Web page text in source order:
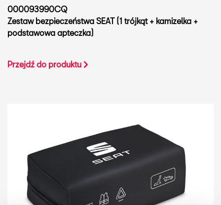
000093990CQ
Zestaw bezpieczeństwa SEAT (1 trójkąt + kamizelka +
podstawowa apteczka)
Przejdź do produktu